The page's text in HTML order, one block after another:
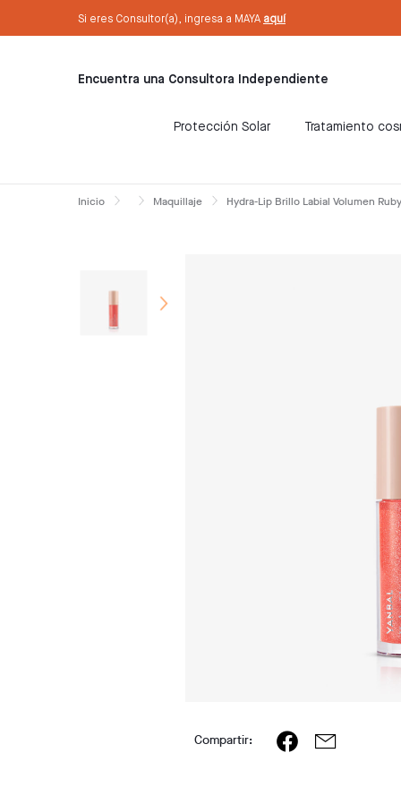
Si eres Consultor(a), ingresa a MAYA aquí
Encuentra una Consultora Independiente
Protección Solar Tratamiento
Inicio Maquillaje Hydra-Lip Brillo Labial Volumen
Compartir: